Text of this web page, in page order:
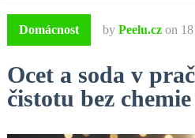
Domácnost by Peelu.cz on
Ocet a soda v
čistotu bez chemie